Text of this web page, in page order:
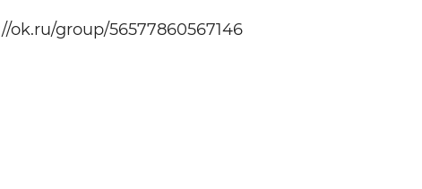
group/56577860567146